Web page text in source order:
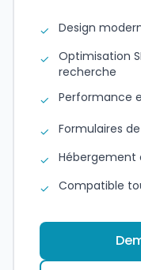
✓
Design
✓
Optimisation
recherche
✓
Performance
✓
Formulaires
✓
Hébergement
✓
Compatible